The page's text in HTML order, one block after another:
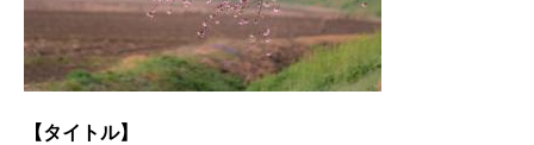
【タイトル】